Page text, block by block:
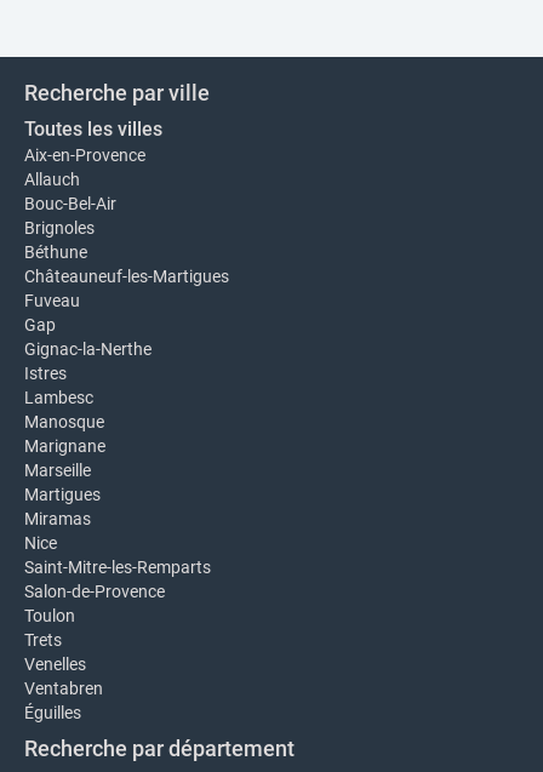
Recherche par ville
Toutes les villes
Aix-en-Provence
Allauch
Bouc-Bel-Air
Brignoles
Béthune
Châteauneuf-les-Martigues
Fuveau
Gap
Gignac-la-Nerthe
Istres
Lambesc
Manosque
Marignane
Marseille
Martigues
Miramas
Nice
Saint-Mitre-les-Remparts
Salon-de-Provence
Toulon
Trets
Venelles
Ventabren
Éguilles
Recherche par département